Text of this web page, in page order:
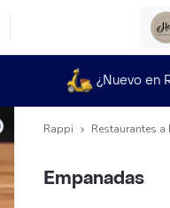
¿Nuevo en
Rappi Restaurantes
Empanadas